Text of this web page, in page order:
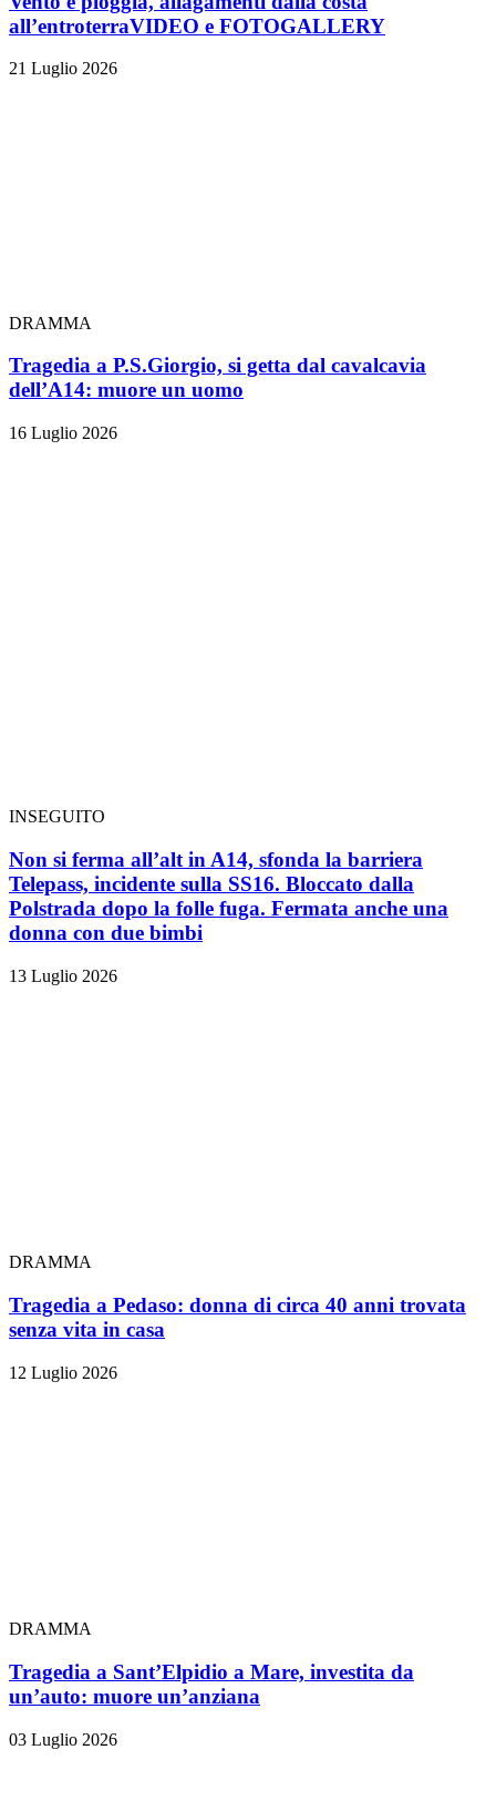
all’entroterraVIDEO e FOTOGALLERY
21 Luglio 2026
DRAMMA
Tragedia a P.S.Giorgio, si getta dal cavalcavia
dell’A14: muore un uomo
16 Luglio 2026
INSEGUITO
Non si ferma all’alt in A14, sfonda la barriera
Telepass, incidente sulla SS16. Bloccato dalla
Polstrada dopo la folle fuga. Fermata anche una
donna con due bimbi
13 Luglio 2026
DRAMMA
Tragedia a Pedaso: donna di circa 40 anni trovata
senza vita in casa
12 Luglio 2026
DRAMMA
Tragedia a Sant’Elpidio a Mare, investita da
un’auto: muore un’anziana
03 Luglio 2026